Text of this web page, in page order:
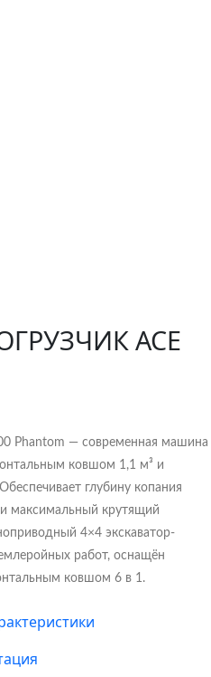
ACE
Phantom — современная машина
ковшом 1,1 м³ и
глубину копания
и максимальный крутящий
4×4 экскаватор-
работ, оснащён
ковшом 6 в 1.